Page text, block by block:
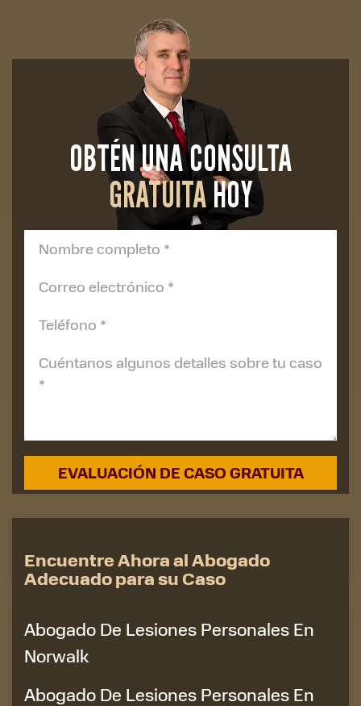
OBTÉN UNA CONSULTA
GRATUITAHOY
Encuentre Ahora al Abogado
Adecuado para su Caso
Abogado De Lesiones Personales En
Norwalk
Abogado De Lesiones Personales En